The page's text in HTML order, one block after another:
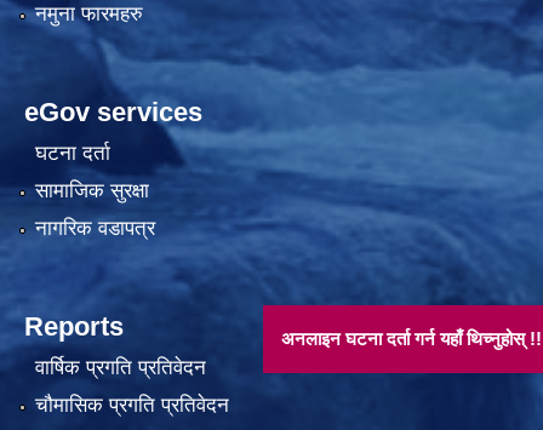
अनलाइन घटना दर्ता गर्न यहाँ थिच्नुहोस् !!
नमुना फारमहरु
eGov services
घटना दर्ता
सामाजिक सुरक्षा
नागरिक वडापत्र
Reports
वार्षिक प्रगति प्रतिवेदन
चौमासिक प्रगति प्रतिवेदन